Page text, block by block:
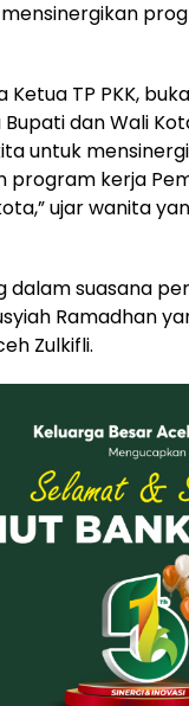
TP PKK,
dan Wali
untuk
program kerja
ujar wanita
dalam suasana
Ramadhan
Zulkifli.